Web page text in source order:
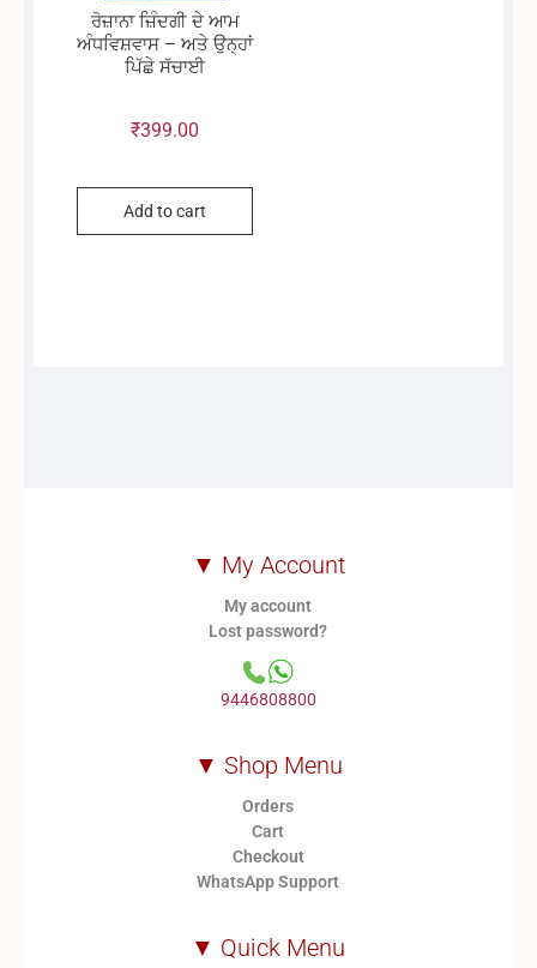
ਰੋਜ਼ਾਨਾ ਜ਼ਿੰਦਗੀ ਦੇ ਆਮ
ਅੰਧਵਿਸ਼ਵਾਸ – ਅਤੇ ਉਨ੍ਹਾਂ
ਪਿੱਛੇ ਸੱਚਾਈ
₹399.00
Add to cart
▼ My Account
My account
Lost password?
9446808800
▼ Shop Menu
Orders
Cart
Checkout
WhatsApp Support
▼ Quick Menu